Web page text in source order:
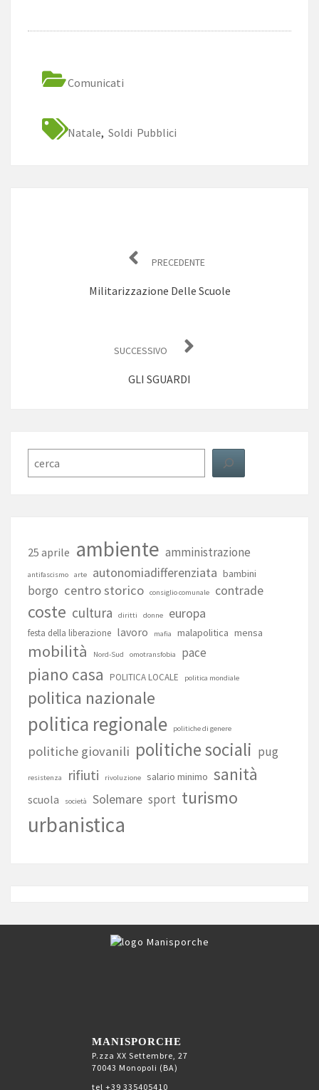
Comunicati
Natale, Soldi Pubblici
PRECEDENTE
Militarizzazione Delle Scuole
SUCCESSIVO
GLI SGUARDI
25 aprile ambiente amministrazione
antifascismo arte autonomiadifferenziata bambini
borgo centro storico consiglio comunale contrade
coste cultura diritti donne europa
festa della liberazione lavoro mafia malapolitica mensa
mobilità Nord-Sud omotransfobia pace
piano casa POLITICA LOCALE politica mondiale
politica nazionale
politica regionale politiche di genere
politiche giovanili politiche sociali pug
resistenza rifiuti rivoluzione salario minimo sanità
scuola società Solemare sport turismo
urbanistica
MANISPORCHE
P.zza XX Settembre, 27
70043 Monopoli (BA)
tel +39 335405410